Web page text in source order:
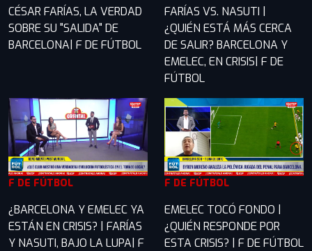
CÉSAR FARÍAS, LA VERDAD
SOBRE SU "SALIDA" DE
BARCELONA| F DE FÚTBOL
FARÍAS VS. NASUTI |
¿QUIÉN ESTÁ MÁS CERCA
DE SALIR? BARCELONA Y
EMELEC, EN CRISIS| F DE
FÚTBOL
F DE FÚTBOL
¿BARCELONA Y EMELEC YA
ESTÁN EN CRISIS? | FARÍAS
Y NASUTI, BAJO LA LUPA| F
F DE FÚTBOL
EMELEC TOCÓ FONDO |
¿QUIÉN RESPONDE POR
ESTA CRISIS? | F DE FÚTBOL